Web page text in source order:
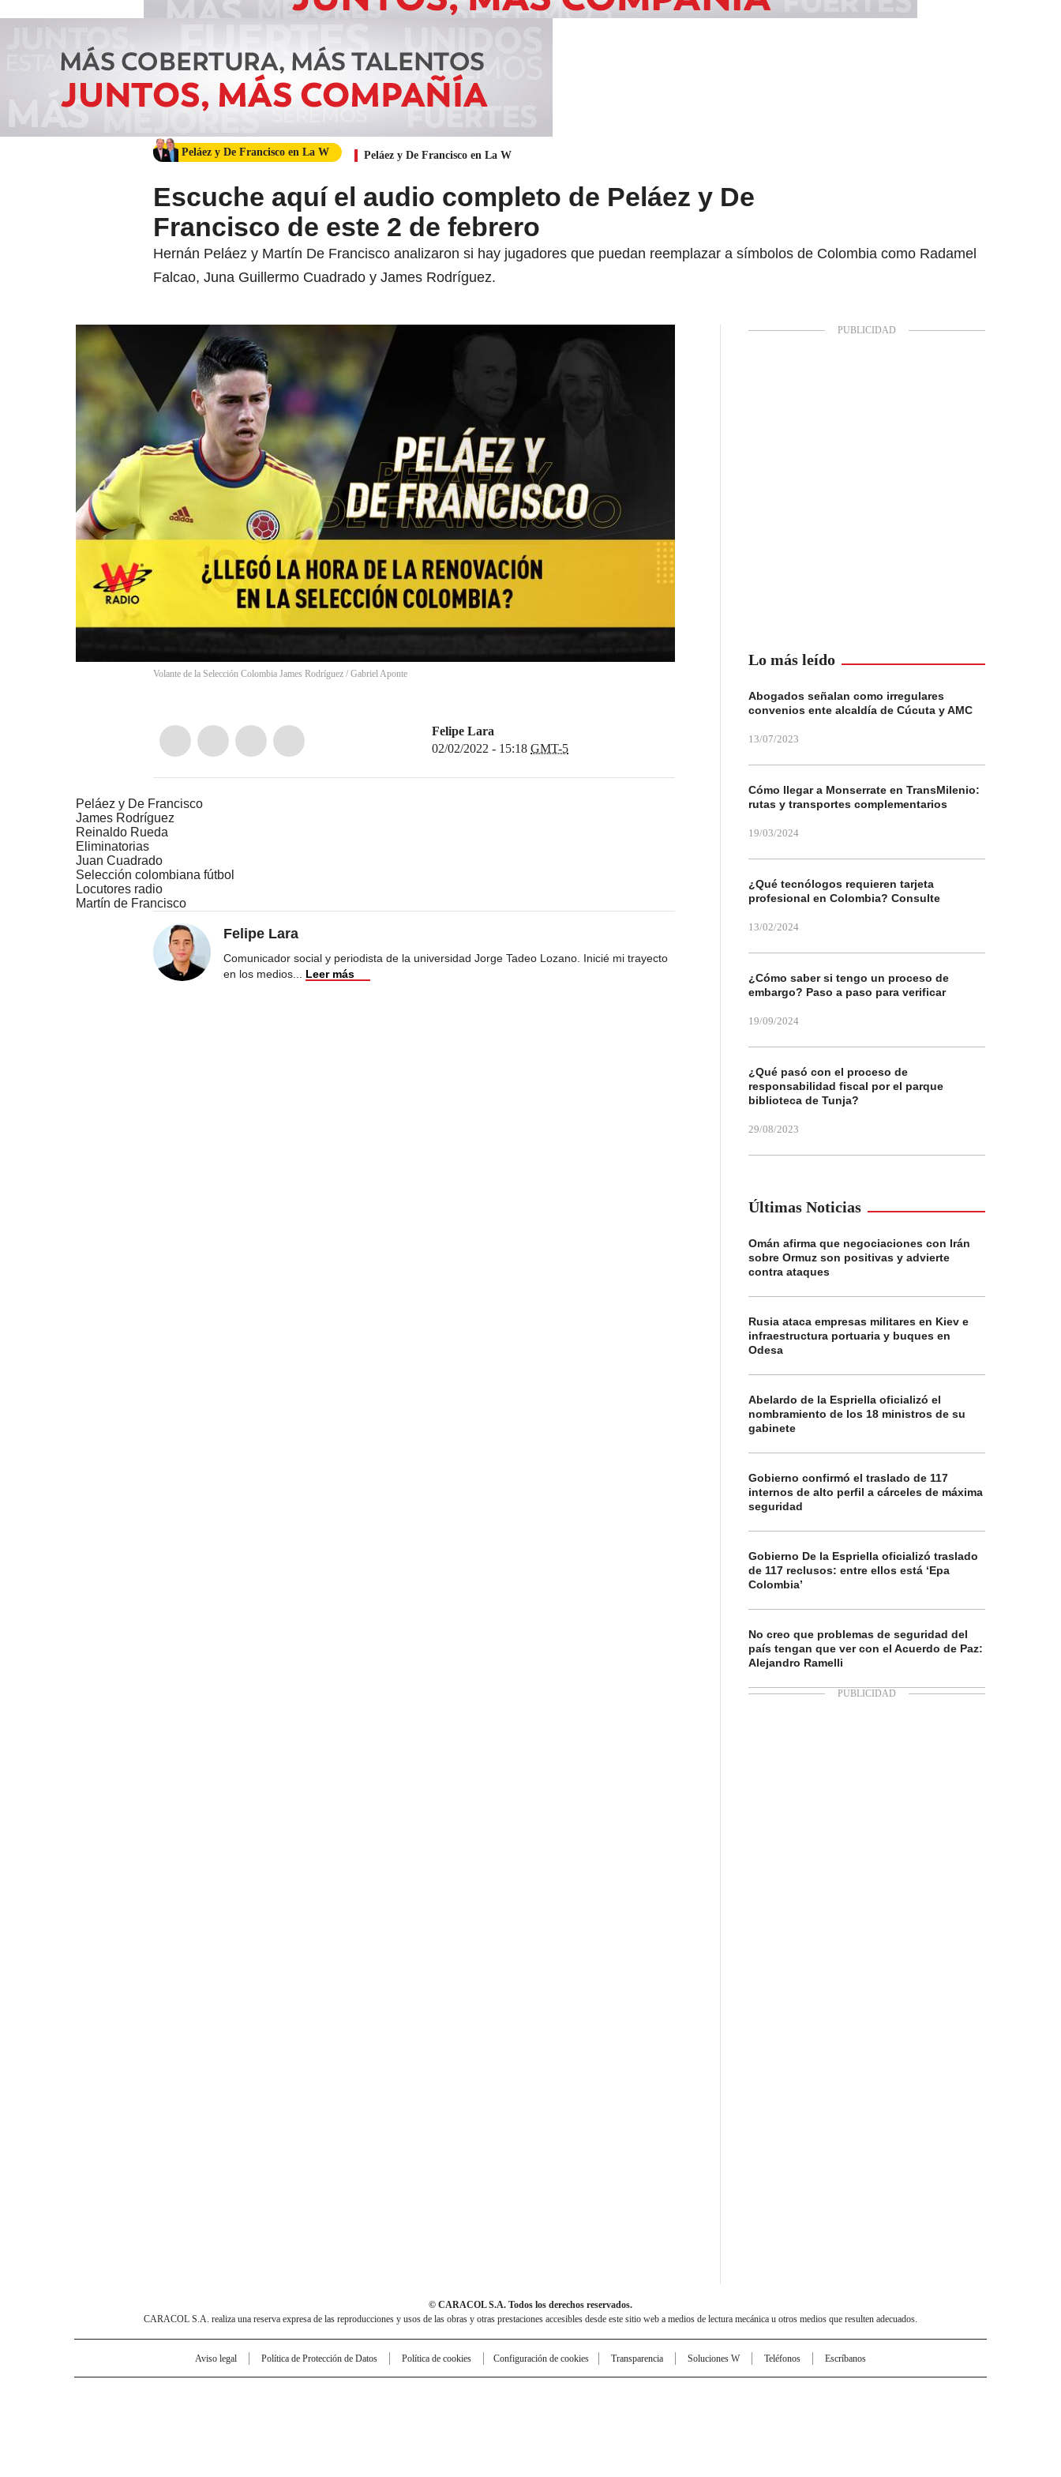
Peláez y De Francisco en La W Peláez y De Francisco en La W
Escuche aquí el audio completo de Peláez y De
Francisco de este 2 de febrero
Hernán Peláez y Martín De Francisco analizaron si hay jugadores que puedan reemplazar a símbolos de Colombia como Radamel
Falcao, Juna Guillermo Cuadrado y James Rodríguez.
Volante de la Selección Colombia James Rodríguez / Gabriel Aponte
Felipe Lara
02/02/2022 - 15:18 GMT-5
Peláez y De Francisco
James Rodríguez
Reinaldo Rueda
Eliminatorias
Juan Cuadrado
Selección colombiana fútbol
Locutores radio
Martín de Francisco
Felipe Lara
Comunicador social y periodista de la universidad Jorge Tadeo Lozano. Inicié mi trayecto
en los medios
Leer más
Lo más leído
Abogados señalan como irregulares
convenios ente alcaldía de Cúcuta y AMC
13/07/2023
Cómo llegar a Monserrate en TransMilenio:
rutas y transportes complementarios
19/03/2024
¿Qué tecnólogos requieren tarjeta
profesional en Colombia? Consulte
13/02/2024
¿Cómo saber si tengo un proceso de
embargo? Paso a paso para verificar
19/09/2024
¿Qué pasó con el proceso de
responsabilidad fiscal por el parque
biblioteca de Tunja?
29/08/2023
Últimas Noticias
Omán afirma que negociaciones con Irán
sobre Ormuz son positivas y advierte
contra ataques
Rusia ataca empresas militares en Kiev e
infraestructura portuaria y buques en
Odesa
Abelardo de la Espriella oficializó el
nombramiento de los 18 ministros de su
gabinete
Gobierno confirmó el traslado de 117
internos de alto perfil a cárceles de máxima
seguridad
Gobierno De la Espriella oficializó traslado
de 117 reclusos: entre ellos está ‘Epa
Colombia’
No creo que problemas de seguridad del
país tengan que ver con el Acuerdo de Paz:
Alejandro Ramelli
© CARACOL S.A. Todos los derechos reservados.
CARACOL S.A. realiza una reserva expresa de las reproducciones y usos de las obras y otras prestaciones accesibles desde este sitio web a medios de lectura mecánica u otros medios que resulten adecuados.
Aviso legal Política de Protección de Datos Política de cookies Configuración de cookies Transparencia Soluciones W Teléfonos Escríbanos